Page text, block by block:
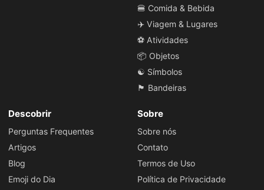
🍔 Comida & Bebida
✈️ Viagem & Lugares
⚽ Atividades
📦 Objetos
☯️ Símbolos
🏴 Bandeiras
Descobrir
Perguntas Frequentes
Artigos
Blog
Emoji do Dia
Sobre
Sobre nós
Contato
Termos de Uso
Política de Privacidade